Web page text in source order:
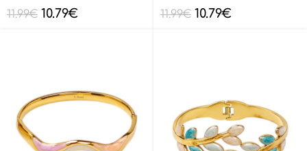
11.99€ 10.79€ 11.99€ 10.79€